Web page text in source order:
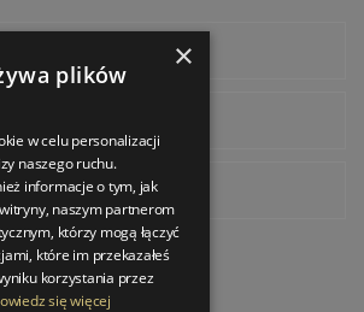
Pinterest
×
plików
w celu personalizacji
naszego ruchu.
informacje o tym, jak
naszym partnerom
którzy mogą łączyć
które im przekazałeś
korzystania przez
się więcej